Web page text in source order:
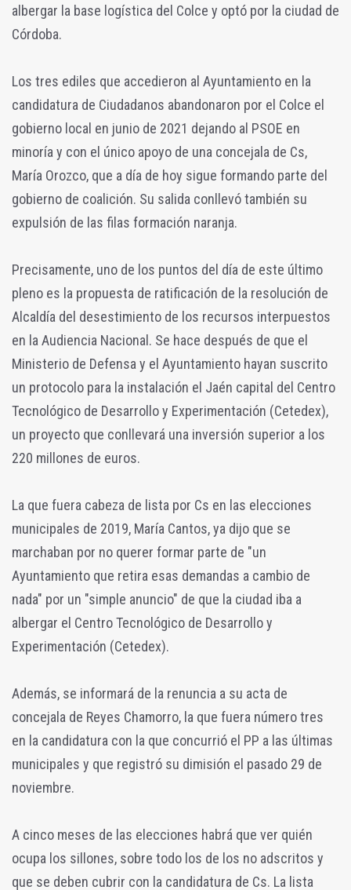
albergar la base logística del Colce y optó por la ciudad de
Córdoba.
Los tres ediles que accedieron al Ayuntamiento en la
candidatura de Ciudadanos abandonaron por el Colce el
gobierno local en junio de 2021 dejando al PSOE en
minoría y con el único apoyo de una concejala de Cs,
María Orozco, que a día de hoy sigue formando parte del
gobierno de coalición. Su salida conllevó también su
expulsión de las filas formación naranja.
Precisamente, uno de los puntos del día de este último
pleno es la propuesta de ratificación de la resolución de
Alcaldía del desestimiento de los recursos interpuestos
en la Audiencia Nacional. Se hace después de que el
Ministerio de Defensa y el Ayuntamiento hayan suscrito
un protocolo para la instalación el Jaén capital del Centro
Tecnológico de Desarrollo y Experimentación (Cetedex),
un proyecto que conllevará una inversión superior a los
220 millones de euros.
La que fuera cabeza de lista por Cs en las elecciones
municipales de 2019, María Cantos, ya dijo que se
marchaban por no querer formar parte de "un
Ayuntamiento que retira esas demandas a cambio de
nada" por un "simple anuncio" de que la ciudad iba a
albergar el Centro Tecnológico de Desarrollo y
Experimentación (Cetedex).
Además, se informará de la renuncia a su acta de
concejala de Reyes Chamorro, la que fuera número tres
en la candidatura con la que concurrió el PP a las últimas
municipales y que registró su dimisión el pasado 29 de
noviembre.
A cinco meses de las elecciones habrá que ver quién
ocupa los sillones, sobre todo los de los no adscritos y
que se deben cubrir con la candidatura de Cs. La lista